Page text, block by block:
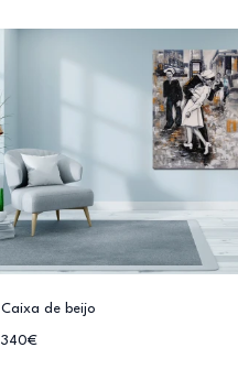
Caixa de beijo
340€